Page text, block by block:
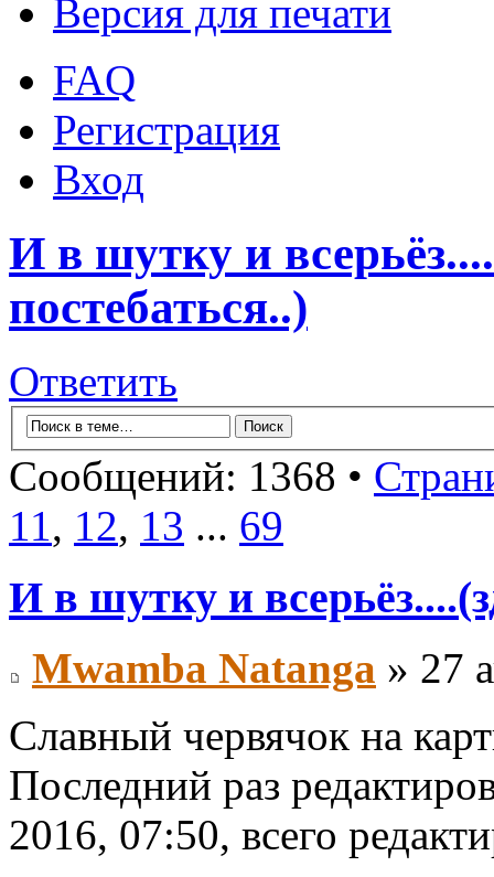
Версия для печати
FAQ
Регистрация
Вход
И в шутку и
постебаться..)
Ответить
Сообщений: 1368 •
11, 12, 13 ... 69
И в шутку и
Mwamba Natanga » 27
Славный червячок на
Последний раз
2016, 07:50, всего